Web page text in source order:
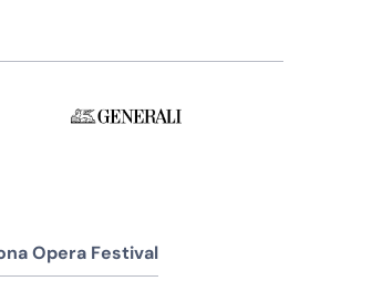
Opera Festival